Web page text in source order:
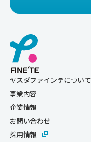
ヤスダファインテについて
事業内容
企業情報
お問い合わせ
採用情報